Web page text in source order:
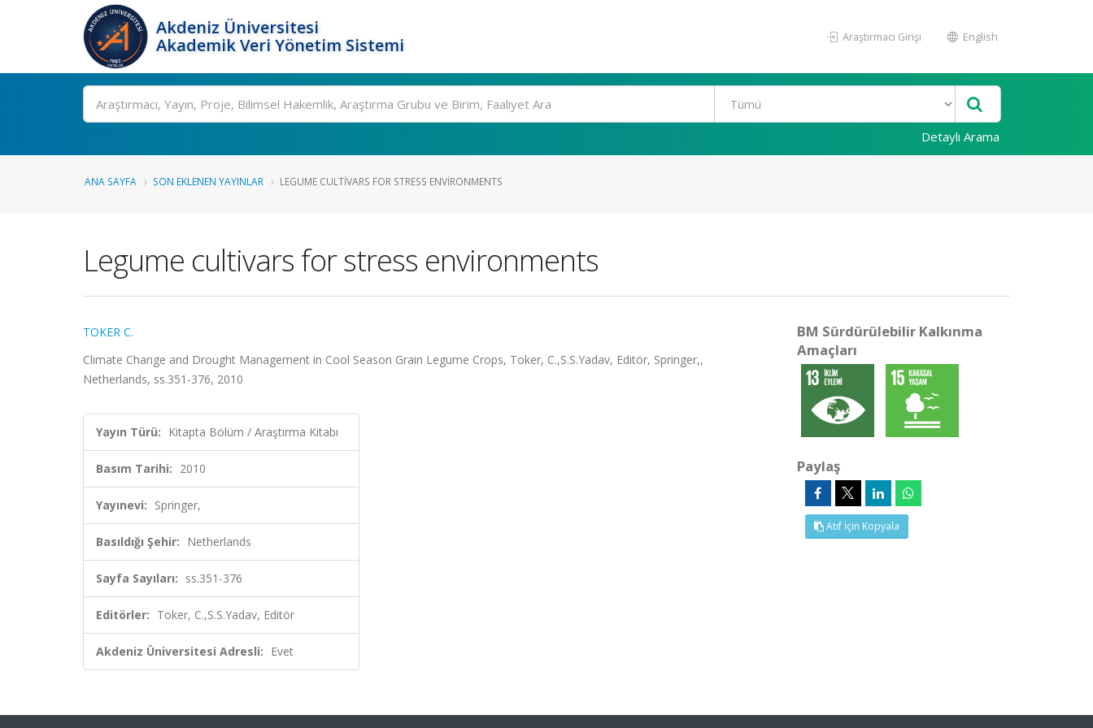
Akdeniz Üniversitesi
Akademik Veri Yönetim Sistemi
Araştırmacı Girişi English
Ara
Detaylı Arama
ANA SAYFA SON EKLENEN YAYINLAR LEGUME CULTIVARS FOR STRESS ENVIRONMENTS
Legume cultivars for stress environments
TOKER C.
Climate Change and Drought Management in Cool Season Grain Legume Crops, Toker, C.,S.S.Yadav, Editör, Springer,,
Netherlands, ss.351-376, 2010
Yayın Türü: Kitapta Bölüm / Araştırma Kitabı
Basım Tarihi: 2010
Yayınevi: Springer,
Basıldığı Şehir: Netherlands
Sayfa Sayıları: ss.351-376
Editörler: Toker, C.,S.S.Yadav, Editör
Akdeniz Üniversitesi Adresli: Evet
BM Sürdürülebilir Kalkınma
Amaçları
Paylaş
Atıf İçin Kopyala